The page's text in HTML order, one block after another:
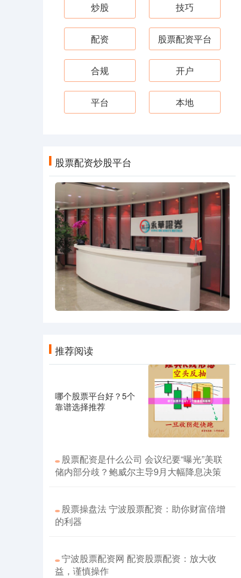
炒股 技巧
配资 股票配资平台
合规 开户
平台 本地
股票配资炒股平台
推荐阅读
哪个股票平台好？5个
靠谱选择推荐
股票配资是什么公司 会议纪要“曝光”美联
储内部分歧？鲍威尔主导9月大幅降息决策
股票操盘法 宁波股票配资：助你财富倍增
的利器
宁波股票配资网 配资股票配资：放大收
益，谨慎操作